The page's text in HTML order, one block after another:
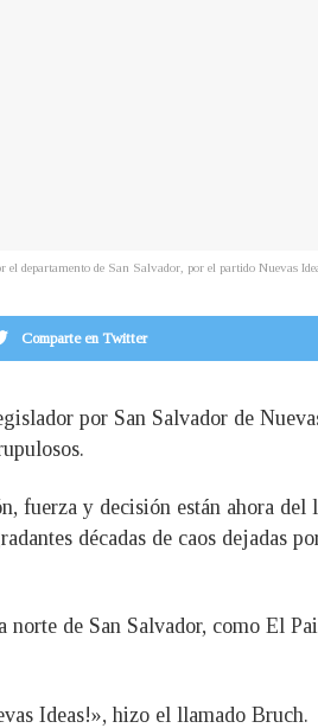
el departamento de San Salvador, por el partido Nuevas
Comparte en Twitter
por San Salvador de
fuerza y decisión están ahora del
décadas de caos dejadas
de San Salvador, como El
Ideas!», hizo el llamado Bruch.